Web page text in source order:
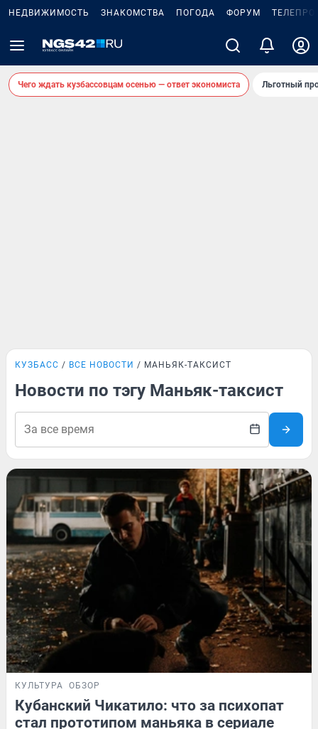
НЕДВИЖИМОСТЬ ЗНАКОМСТВА ПОГОДА ФОРУМ
Чего ждать кузбассовцам осенью — ответ экономиста Льготный
КУЗБАСС ВСЕ НОВОСТИ МАНЬЯК-ТАКСИСТ
Новости по тэгу Маньяк-таксист
КУЛЬТУРА ОБЗОР
Кубанский Чикатило: что за психопат
стал прототипом маньяка в сериале